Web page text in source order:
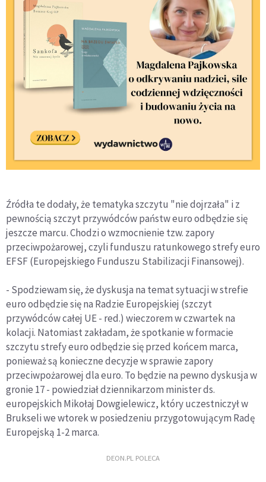
Źródła te dodały, że tematyka szczytu "nie dojrzała" i z
pewnością szczyt przywódców państw euro odbędzie się
jeszcze marcu. Chodzi o wzmocnienie tzw. zapory
przeciwpożarowej, czyli funduszu ratunkowego strefy euro
EFSF (Europejskiego Funduszu Stabilizacji Finansowej).
- Spodziewam się, że dyskusja na temat sytuacji w strefie
euro odbędzie się na Radzie Europejskiej (szczyt
przywódców całej UE - red.) wieczorem w czwartek na
kolacji. Natomiast zakładam, że spotkanie w formacie
szczytu strefy euro odbędzie się przed końcem marca,
ponieważ są konieczne decyzje w sprawie zapory
przeciwpożarowej dla euro. To będzie na pewno dyskusja w
gronie 17 - powiedział dziennikarzom minister ds.
europejskich Mikołaj Dowgielewicz, który uczestniczył w
Brukseli we wtorek w posiedzeniu przygotowującym Radę
Europejską 1-2 marca.
DEON.PL POLECA